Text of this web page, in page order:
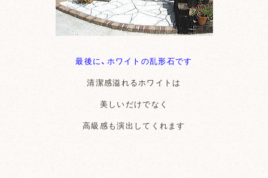
最後に、ホワイトの乱形石です
清潔感溢れるホワイトは
美しいだけでなく
高級感も演出してくれます